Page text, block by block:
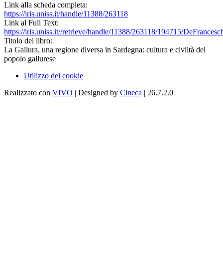
Link alla scheda completa:
https://iris.uniss.it/handle/11388/263118
Link al Full Text:
https://iris.uniss.it//retrieve/handle/11388/263118/194715/
Titolo del libro:
La Gallura, una regione diversa in Sardegna: cultura e civiltà del
popolo gallurese
Utilizzo dei cookie
Realizzato con VIVO | Designed by Cineca | 26.7.2.0